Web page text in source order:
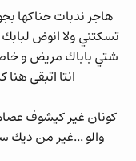
هاجر ندبات حناكها
تسكتني ولا انوض
شتي باباك مريض و
انتا اتبقى
كونان غير كيشوف
والو ...غير من ديك